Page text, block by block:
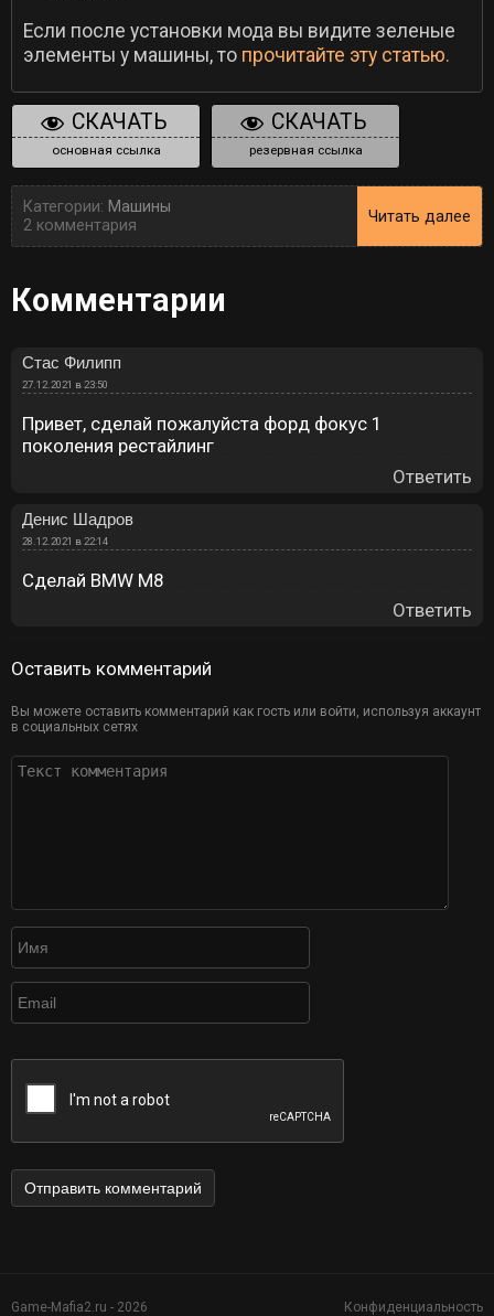
Если после установки мода вы видите зеленые
элементы у машины, то прочитайте эту статью.
СКАЧАТЬ
основная ссылка
СКАЧАТЬ
резервная ссылка
Категории: Машины
2 комментария
Читать далее
Комментарии
Стас Филипп
27.12.2021 в 23:50
Привет, сделай пожалуйста форд фокус 1
поколения рестайлинг
Ответить
Денис Шадров
28.12.2021 в 22:14
Сделай BMW M8
Ответить
Оставить комментарий
Вы можете оставить комментарий как гость или войти, используя аккаунт
в социальных сетях
Game-Mafia2.ru - 2026 Конфиденциальность